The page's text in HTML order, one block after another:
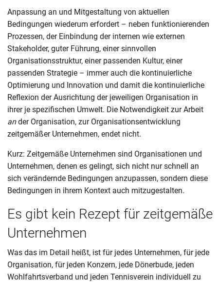
Anpassung an und Mitgestaltung von aktuellen
Bedingungen wiederum erfordert – neben funktionierenden
Prozessen, der Einbindung der internen wie externen
Stakeholder, guter Führung, einer sinnvollen
Organisationsstruktur, einer passenden Kultur, einer
passenden Strategie – immer auch die kontinuierliche
Optimierung und Innovation und damit die kontinuierliche
Reflexion der Ausrichtung der jeweiligen Organisation in
ihrer je spezifischen Umwelt. Die Notwendigkeit zur Arbeit
ander Organisation, zur Organisationsentwicklung
zeitgemäßer Unternehmen, endet nicht.
Kurz: Zeitgemäße Unternehmen sind Organisationen und
Unternehmen, denen es gelingt, sich nicht nur schnell an
sich verändernde Bedingungen anzupassen, sondern diese
Bedingungen in ihrem Kontext auch mitzugestalten.
Es gibt kein Rezept für zeitgemäße
Unternehmen
Was das im Detail heißt, ist für jedes Unternehmen, für jede
Organisation, für jeden Konzern, jede Dönerbude, jeden
Wohlfahrtsverband und jeden Tennisverein individuell zu